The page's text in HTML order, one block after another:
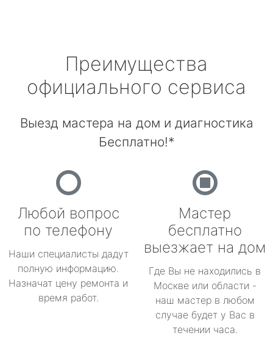
Преимущества
официального сервиса
Выезд мастера на дом и диагностика
Бесплатно!*
Любой вопрос
по телефону
Наши специалисты дадут
полную информацию.
Назначат цену ремонта и
время работ.
Мастер
бесплатно
выезжает на дом
Где Вы не находились в
Москве или области -
наш мастер в любом
случае будет у Вас в
течении часа.